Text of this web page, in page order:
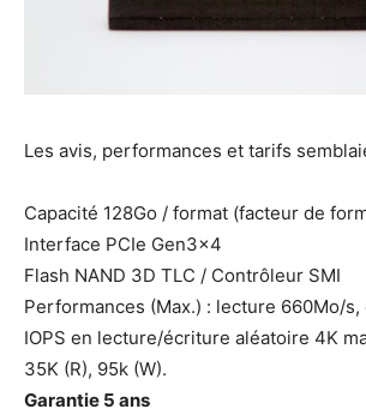
Les avis, performances et tarifs
Capacité 128Go / format (facteur de
Interface PCIe Gen3x4
Flash NAND 3D TLC / Contrôleur SMI
Performances (Max.) : lecture 660Mo/
IOPS en lecture/écriture aléatoire 4K
35K (R), 95k (W).
Garantie 5 ans